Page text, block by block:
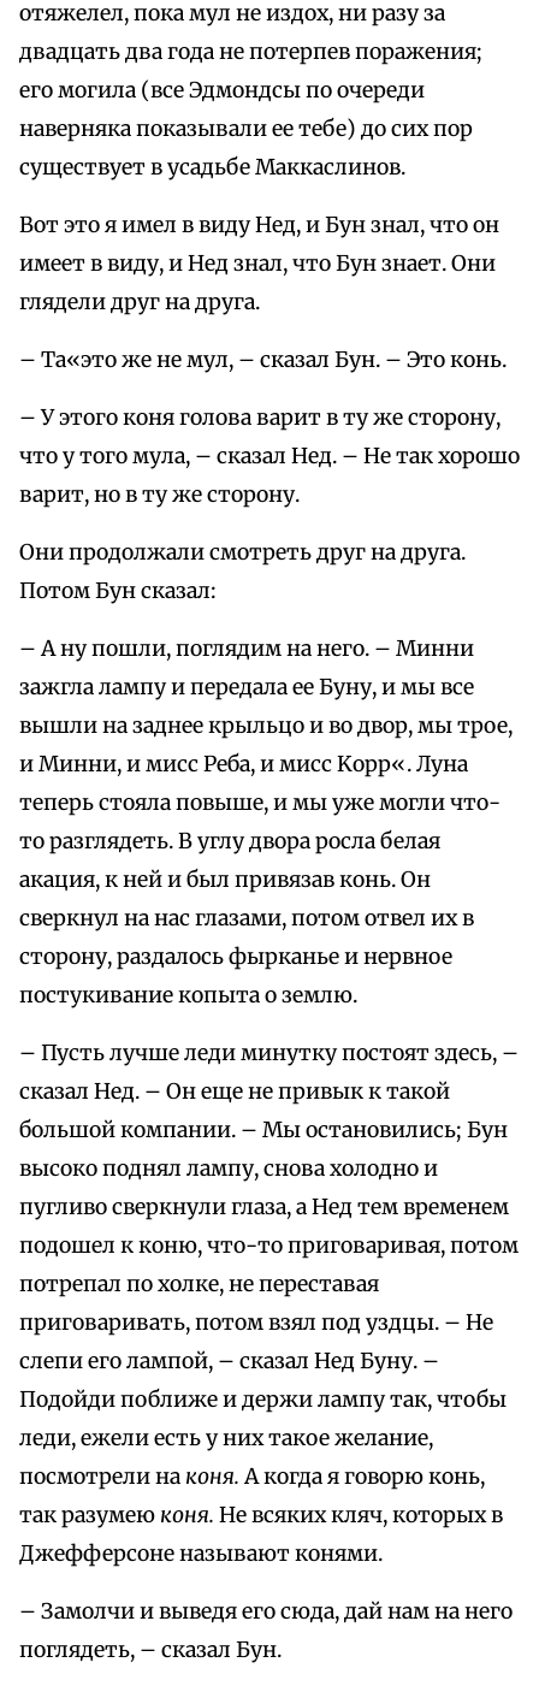
отяжелел, пока мул не издох, ни разу за
двадцать два года не потерпев поражения;
его могила (все Эдмондсы по очереди
наверняка показывали ее тебе) до сих пор
существует в усадьбе Маккаслинов.
Вот это я имел в виду Нед, и Бун знал, что он
имеет в виду, и Нед знал, что Бун знает. Они
глядели друг на друга.
– Та«это же не мул, – сказал Бун. – Это конь.
– У этого коня голова варит в ту же сторону,
что у того мула, – сказал Нед. – Не так хорошо
варит, но в ту же сторону.
Они продолжали смотреть друг на друга.
Потом Бун сказал:
– А ну пошли, поглядим на него. – Минни
зажгла лампу и передала ее Буну, и мы все
вышли на заднее крыльцо и во двор, мы трое,
и Минни, и мисс Реба, и мисс Kopp«. Луна
теперь стояла повыше, и мы уже могли что-
то разглядеть. В углу двора росла белая
акация, к ней и был привязав конь. Он
сверкнул на нас глазами, потом отвел их в
сторону, раздалось фырканье и нервное
постукивание копыта о землю.
– Пусть лучше леди минутку постоят здесь, –
сказал Нед. – Он еще не привык к такой
большой компании. – Мы остановились; Бун
высоко поднял лампу, снова холодно и
пугливо сверкнули глаза, а Нед тем временем
подошел к коню, что-то приговаривая, потом
потрепал по холке, не переставая
приговаривать, потом взял под уздцы. – Не
слепи его лампой, – сказал Нед Буну. –
Подойди поближе и держи лампу так, чтобы
леди, ежели есть у них такое желание,
посмотрели на коня.А когда я говорю конь,
так разумею коня. Не всяких кляч, которых в
Джефферсоне называют конями.
– Замолчи и выведя его сюда, дай нам на него
поглядеть, – сказал Бун.